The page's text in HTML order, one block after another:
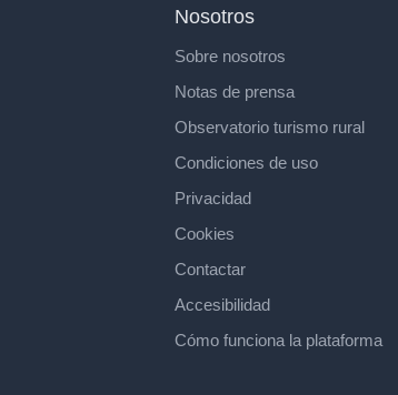
Nosotros
Sobre nosotros
Notas de prensa
Observatorio turismo rural
Condiciones de uso
Privacidad
Cookies
Contactar
Accesibilidad
Cómo funciona la plataforma